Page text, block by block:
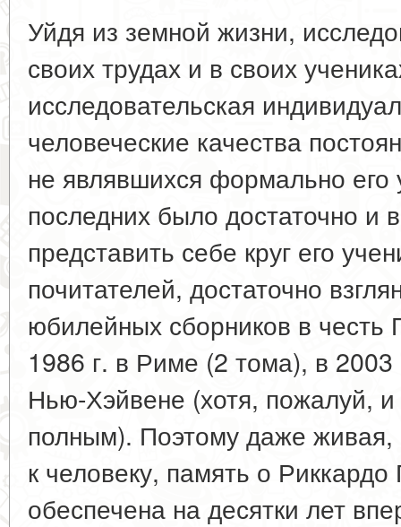
Уйдя из земной жизни,
своих трудах и в своих
исследовательская
человеческие качества
не являвшихся формально его
последних было достаточно
представить себе круг его
почитателей, достаточно
юбилейных сборников в честь
1986 г. в Риме (2 тома), в
Нью-Хэйвене (хотя, пожалуй, и
полным). Поэтому даже живая,
к человеку, память о
обеспечена на десятки лет